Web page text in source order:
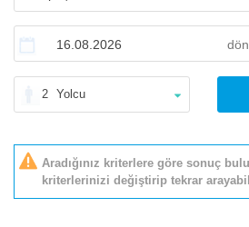
2 Yolcu
Aradığınız kriterlere göre sonuç
kriterlerinizi değiştirip tekrar